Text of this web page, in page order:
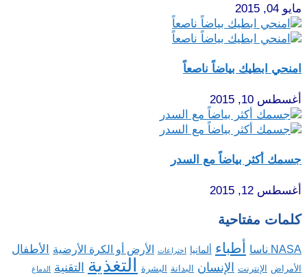
مايو 04, 2015
امنحي ابطيك بياضاً ناصعاً
أغسطس 10, 2015
جسمك أكثر بياضاً مع السدر
أغسطس 12, 2015
كلمات مفتاحية
NASA ناسا أطباء ألمانيا اختراعات الأرض أو الكرة الأرضية الأطفال
الأمراض الإنترنت الإنسان البدانة البشرة التغذية التقنية الدماغ